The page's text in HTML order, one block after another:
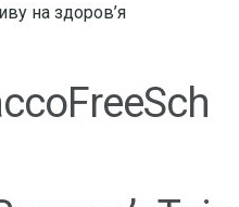
на здоров’я